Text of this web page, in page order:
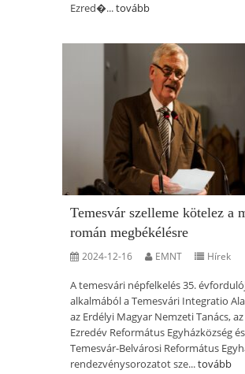
Ezred�...tovább
Temesvár szelleme kötelez a
román megbékélésre
2024-12-16 EMNT Hírek
A temesvári népfelkelés 35.
alkalmából a Temesvári Integratio
az Erdélyi Magyar Nemzeti Tanács,
Ezredév Református Egyházközség
Temesvár-Belvárosi Református
rendezvénysorozatot sze...tovább